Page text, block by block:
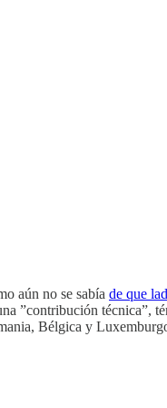
aún no se sabía de que
”contribución técnica”,
Bélgica y